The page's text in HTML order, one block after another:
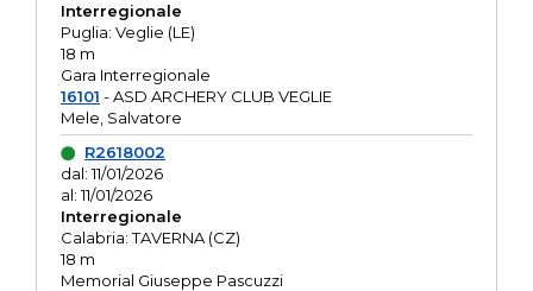
Interregionale
Puglia: Veglie (LE)
18 m
Gara Interregionale
16101 - ASD ARCHERY CLUB VEGLIE
Mele, Salvatore
R2618002
dal: 11/01/2026
al: 11/01/2026
Interregionale
Calabria: TAVERNA (CZ)
18 m
Memorial Giuseppe Pascuzzi